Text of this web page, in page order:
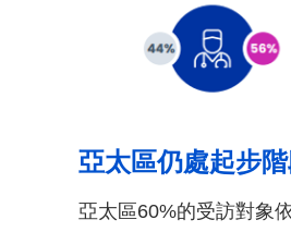
亞太區仍處起步
亞太區60%的受訪對象